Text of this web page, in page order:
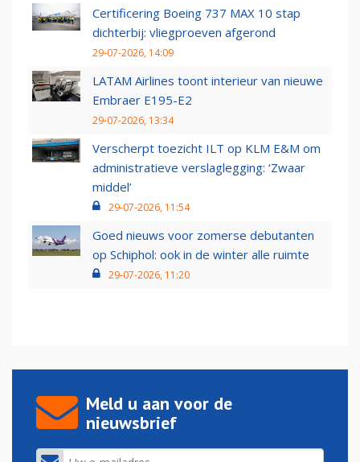
Certificering Boeing 737 MAX 10 stap
dichterbij: vliegproeven afgerond
29-07-2026, 14:09
LATAM Airlines toont interieur van nieuwe
Embraer E195-E2
29-07-2026, 13:34
Verscherpt toezicht ILT op KLM E&M om
administratieve verslaglegging: ‘Zwaar
middel’
29-07-2026, 11:54
Goed nieuws voor zomerse debutanten
op Schiphol: ook in de winter alle ruimte
29-07-2026, 11:20
Meld u aan voor de
nieuwsbrief